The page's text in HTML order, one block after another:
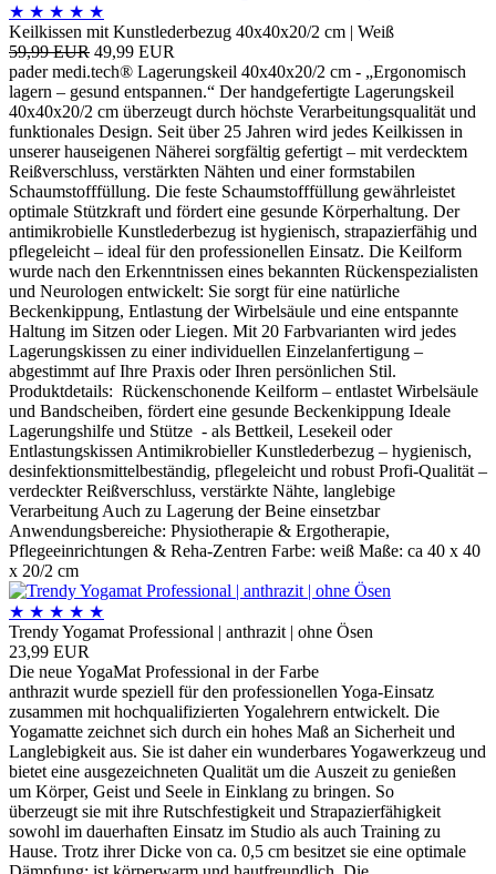
★ ★ ★ ★ ★
Keilkissen mit Kunstlederbezug 40x40x20/2 cm | Weiß
59,99 EUR 49,99 EUR
pader medi.tech® Lagerungskeil 40x40x20/2 cm - „Ergonomisch
lagern – gesund entspannen.“ Der handgefertigte Lagerungskeil
40x40x20/2 cm überzeugt durch höchste Verarbeitungsqualität und
funktionales Design. Seit über 25 Jahren wird jedes Keilkissen in
unserer hauseigenen Näherei sorgfältig gefertigt – mit verdecktem
Reißverschluss, verstärkten Nähten und einer formstabilen
Schaumstofffüllung. Die feste Schaumstofffüllung gewährleistet
optimale Stützkraft und fördert eine gesunde Körperhaltung. Der
antimikrobielle Kunstlederbezug ist hygienisch, strapazierfähig und
pflegeleicht – ideal für den professionellen Einsatz. Die Keilform
wurde nach den Erkenntnissen eines bekannten Rückenspezialisten
und Neurologen entwickelt: Sie sorgt für eine natürliche
Beckenkippung, Entlastung der Wirbelsäule und eine entspannte
Haltung im Sitzen oder Liegen. Mit 20 Farbvarianten wird jedes
Lagerungskissen zu einer individuellen Einzelanfertigung –
abgestimmt auf Ihre Praxis oder Ihren persönlichen Stil.
Produktdetails: Rückenschonende Keilform – entlastet Wirbelsäule
und Bandscheiben, fördert eine gesunde Beckenkippung Ideale
Lagerungshilfe und Stütze - als Bettkeil, Lesekeil oder
Entlastungskissen Antimikrobieller Kunstlederbezug – hygienisch,
desinfektionsmittelbeständig, pflegeleicht und robust Profi-Qualität –
verdeckter Reißverschluss, verstärkte Nähte, langlebige
Verarbeitung Auch zu Lagerung der Beine einsetzbar
Anwendungsbereiche: Physiotherapie & Ergotherapie,
Pflegeeinrichtungen & Reha-Zentren Farbe: weiß Maße: ca 40 x 40
x 20/2 cm
★ ★ ★ ★ ★
Trendy Yogamat Professional | anthrazit | ohne Ösen
23,99 EUR
Die neue YogaMat Professional in der Farbe
anthrazit wurde speziell für den professionellen Yoga-Einsatz
zusammen mit hochqualifizierten Yogalehrern entwickelt. Die
Yogamatte zeichnet sich durch ein hohes Maß an Sicherheit und
Langlebigkeit aus. Sie ist daher ein wunderbares Yogawerkzeug und
bietet eine ausgezeichneten Qualität um die Auszeit zu genießen
um Körper, Geist und Seele in Einklang zu bringen. So
überzeugt sie mit ihre Rutschfestigkeit und Strapazierfähigkeit
sowohl im dauerhaften Einsatz im Studio als auch Training zu
Hause. Trotz ihrer Dicke von ca. 0,5 cm besitzet sie eine optimale